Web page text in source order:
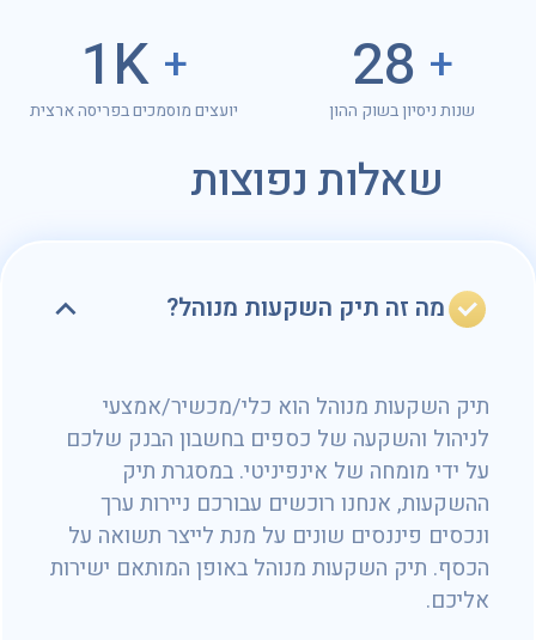
+
28
שנות ניסיון בשוק ההון
+
1K
יועצים מוסמכים בפריסה ארצית
שאלות נפוצות
מה זה תיק השקעות מנוהל?
תיק השקעות מנוהל הוא כלי/מכשיר/אמצעי
לניהול והשקעה של כספים בחשבון הבנק שלכם
על ידי מומחה של אינפיניטי. במסגרת תיק
ההשקעות, אנחנו רוכשים עבורכם ניירות ערך
ונכסים פיננסים שונים על מנת לייצר תשואה על
הכסף. תיק השקעות מנוהל באופן המותאם ישירות
אליכם.